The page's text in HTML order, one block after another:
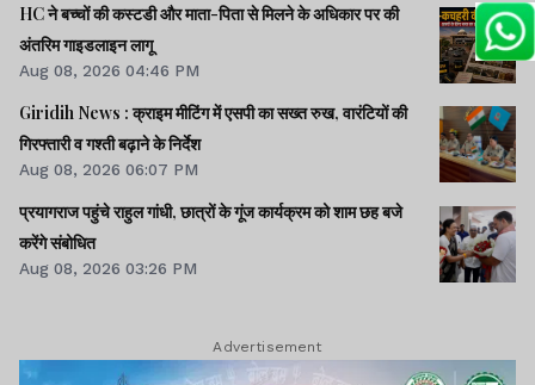
HC ने बच्चों की कस्टडी और माता-पिता से मिलने के अधिकार पर की
अंतरिम गाइडलाइन लागू
Aug 08, 2026 04:46 PM
Giridih News : क्राइम मीटिंग में एसपी का सख्त रुख, वारंटियों की
गिरफ्तारी व गश्ती बढ़ाने के निर्देश
Aug 08, 2026 06:07 PM
प्रयागराज पहुंचे राहुल गांधी, छात्रों के गूंज कार्यक्रम को शाम छह बजे
करेंगे संबोधित
Aug 08, 2026 03:26 PM
Advertisement